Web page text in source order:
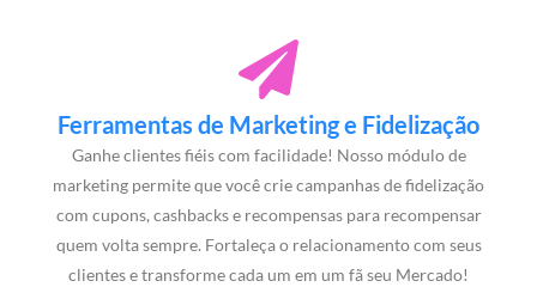
Ferramentas de Marketing e Fidelização
Ganhe clientes fiéis com facilidade! Nosso módulo de
marketing permite que você crie campanhas de fidelização
com cupons, cashbacks e recompensas para recompensar
quem volta sempre. Fortaleça o relacionamento com seus
clientes e transforme cada um em um fã seu Mercado!